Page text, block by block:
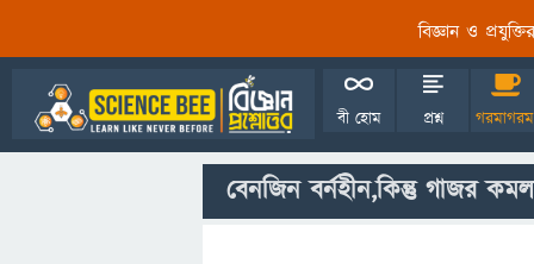
বিজ্ঞান ও
বী হোম প্রশ্ন
বেনজিন বর্নহীন,কিন্তু গাজর